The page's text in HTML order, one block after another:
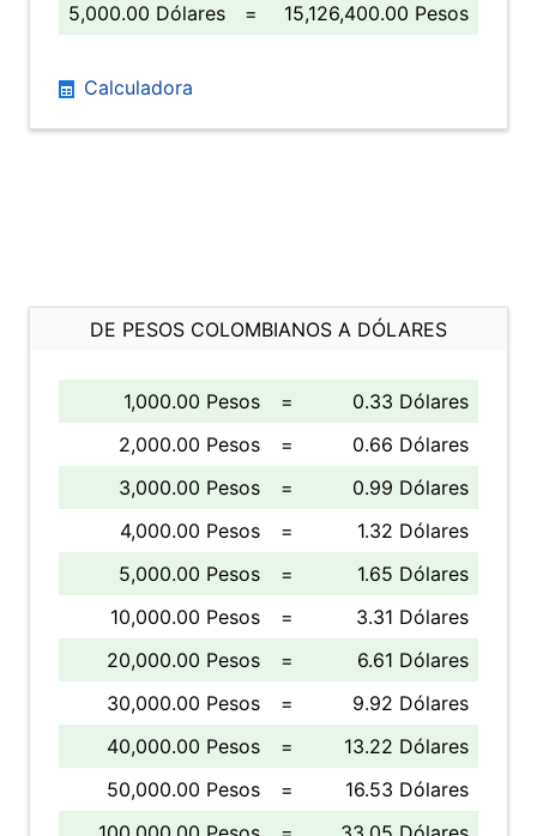
5,000.00 Dólares
= 15,126,400.00 Pesos
Calculadora
DE PESOS COLOMBIANOS A DÓLARES
1,000.00 Pesos =
0.33 Dólares
2,000.00 Pesos
=
0.66 Dólares
3,000.00 Pesos
=
0.99 Dólares
4,000.00 Pesos
=
1.32 Dólares
5,000.00 Pesos
=
1.65 Dólares
10,000.00 Pesos
=
3.31 Dólares
20,000.00 Pesos
=
6.61 Dólares
30,000.00 Pesos
=
9.92 Dólares
40,000.00 Pesos
=
13.22 Dólares
50,000.00 Pesos
=
16.53 Dólares